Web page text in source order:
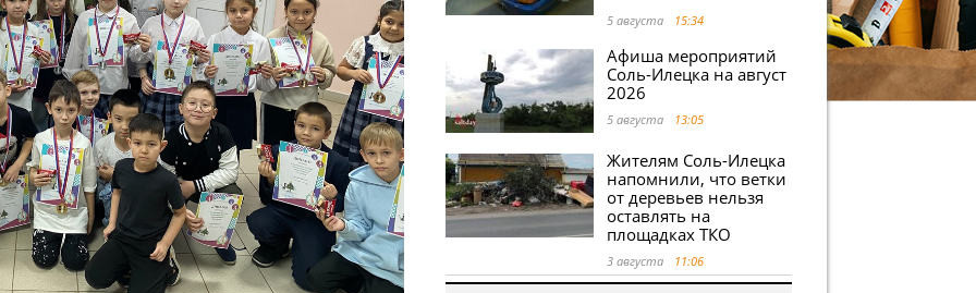
5 августа 15:34
Афиша мероприятий
Соль-Илецка на август
2026
5 августа 13:05
Жителям Соль-Илецка
напомнили, что ветки
от деревьев нельзя
оставлять на
площадках ТКО
3 августа 11:06